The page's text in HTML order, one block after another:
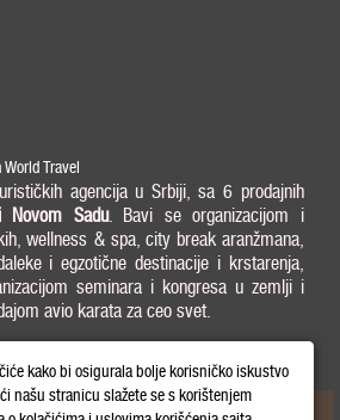
Travel
agencija u Srbiji, sa 6 prodajnih
Novom Sadu. Bavi se organizacijom i
wellness & spa, city break aranžmana,
i egzotične destinacije i krstarenja,
seminara i kongresa u zemlji i
avio karata za ceo svet.
011/3238-004 | office@odeontravel.rs |
kako bi osigurala bolje korisničko iskustvo
našu stranicu slažete se s korištenjem